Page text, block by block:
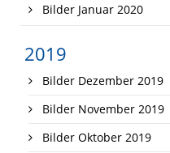
Bilder Januar 2020
2019
Bilder Dezember 2019
Bilder November 2019
Bilder Oktober 2019